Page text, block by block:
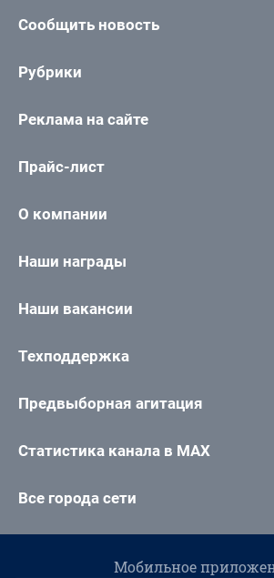
Сообщить новость
Рубрики
Реклама на сайте
Прайс-лист
О компании
Наши награды
Наши вакансии
Техподдержка
Предвыборная агитация
Статистика канала в MAX
Все города сети
Мобильное